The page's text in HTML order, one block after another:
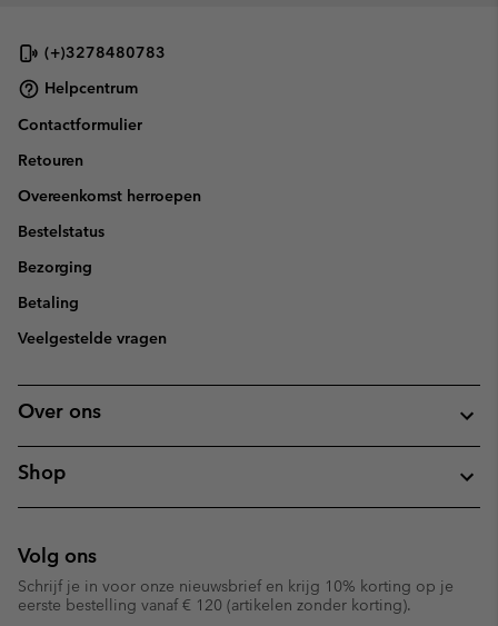
(+)3278480783
Helpcentrum
Contactformulier
Retouren
Overeenkomst herroepen
Bestelstatus
Bezorging
Betaling
Veelgestelde vragen
Over ons
Shop
Volg ons
Schrijf je in voor onze nieuwsbrief en krijg 10% korting op je
eerste bestelling vanaf € 120 (artikelen zonder korting).